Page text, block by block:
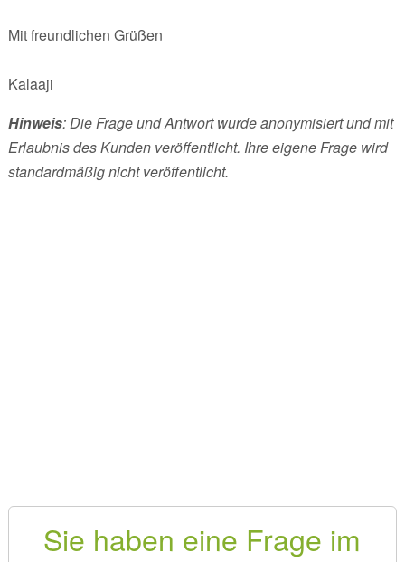
Mit freundlichen Grüßen
Kalaaji
Hinweis: Die Frage und Antwort wurde anonymisiert und mit
Erlaubnis des Kunden veröffentlicht. Ihre eigene Frage wird
standardmäßig nicht veröffentlicht.
Sie haben eine Frage im